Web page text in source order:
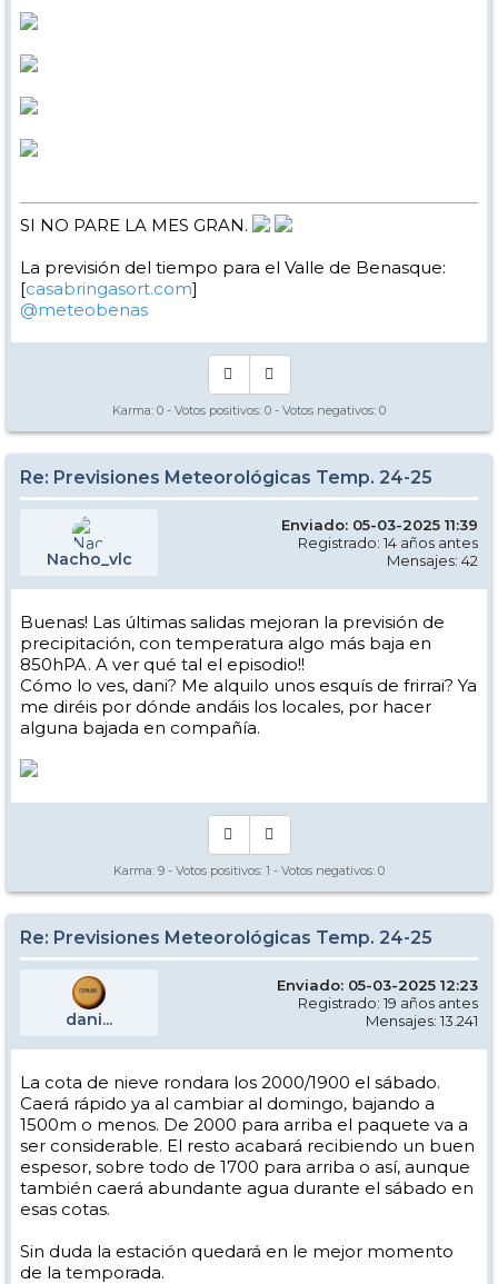
SI NO PARE LA MES GRAN.
La previsión del tiempo para el Valle de Benasque:
[casabringasort.com]
@meteobenas
Karma: 0 - Votos positivos: 0 - Votos negativos: 0
Re: Previsiones Meteorológicas Temp. 24-25
Nacho_vlc
Enviado: 05-03-2025 11:39
Registrado: 14 años antes
Mensajes: 42
Buenas! Las últimas salidas mejoran la previsión de
precipitación, con temperatura algo más baja en
850hPA. A ver qué tal el episodio!!
Cómo lo ves, dani? Me alquilo unos esquís de frirrai? Ya
me diréis por dónde andáis los locales, por hacer
alguna bajada en compañía.
Karma: 9 - Votos positivos: 1 - Votos negativos: 0
Re: Previsiones Meteorológicas Temp. 24-25
dani...
Enviado: 05-03-2025 12:23
Registrado: 19 años antes
Mensajes: 13.241
La cota de nieve rondara los 2000/1900 el sábado.
Caerá rápido ya al cambiar al domingo, bajando a
1500m o menos. De 2000 para arriba el paquete va a
ser considerable. El resto acabará recibiendo un buen
espesor, sobre todo de 1700 para arriba o así, aunque
también caerá abundante agua durante el sábado en
esas cotas.
Sin duda la estación quedará en le mejor momento
de la temporada.